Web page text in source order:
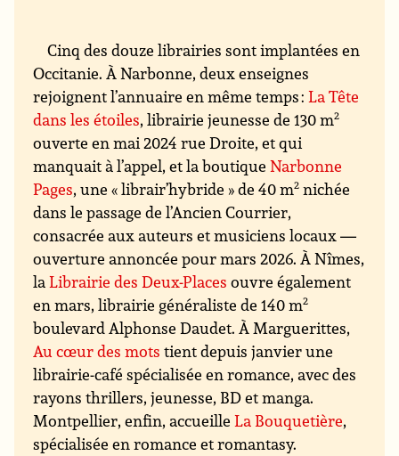
Cinq des douze librairies sont implantées en
Occitanie. À Narbonne, deux enseignes
rejoignent l’annuaire en même temps :La Tête
dans les étoiles, librairie jeunesse de 130 m2
ouverte en mai 2024 rue Droite, et qui
manquait à l’appel, et la boutiqueNarbonne
Pages, une « librair’hybride » de 40 m2 nichée
dans le passage de l’Ancien Courrier,
consacrée aux auteurs et musiciens locaux —
ouverture annoncée pour mars 2026. À Nîmes,
laLibrairie des Deux-Places ouvre également
en mars, librairie généraliste de 140 m2
boulevard Alphonse Daudet. À Marguerittes,
Au cœur des mots tient depuis janvier une
librairie-café spécialisée en romance, avec des
rayons thrillers, jeunesse, BD et manga.
Montpellier, enfin, accueilleLa Bouquetière,
spécialisée en romance et romantasy.